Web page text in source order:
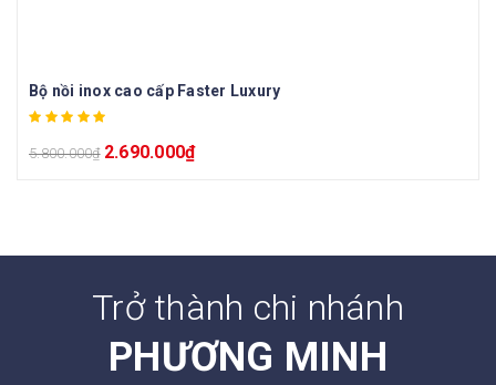
Bộ nồi inox cao cấp Faster Luxury
5.800.000₫ 2.690.000₫
Trở thành chi nhánh
PHƯƠNG MINH